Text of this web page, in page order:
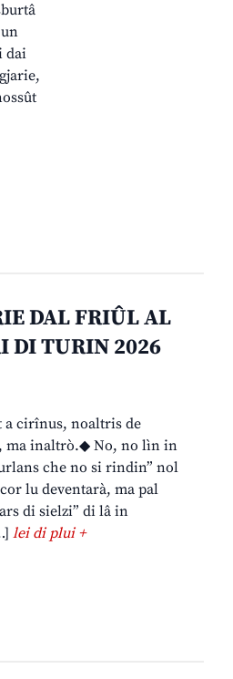
dai
DAL FRIÛL AL
DI TURIN 2026
a cirînus, noaltris de
ma inaltrò.◆ No, no lìn in
che no si rindin” nol
lu deventarà, ma pal
di sielzi” di lâ in
lei di plui +